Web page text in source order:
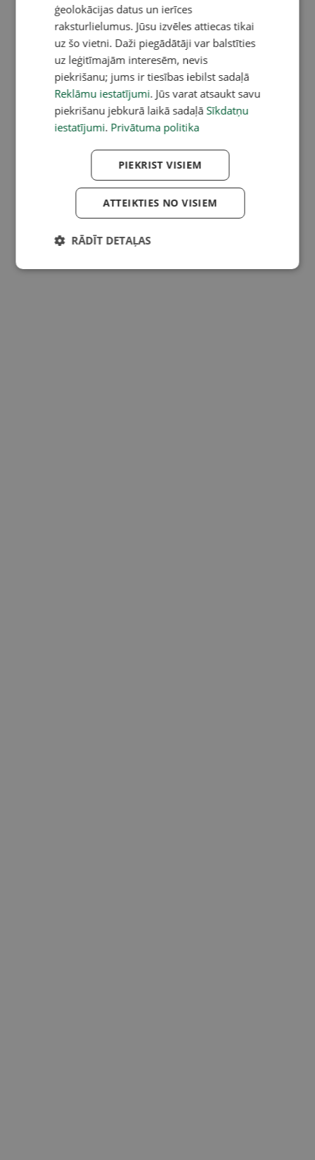
ģeolokācijas datus un ierīces
raksturlielumus. Jūsu izvēles attiecas tikai
uz šo vietni. Daži piegādātāji var balstīties
uz leģitīmajām interesēm, nevis
piekrišanu; jums ir tiesības iebilst sadaļā
Reklāmu iestatījumi. Jūs varat atsaukt savu
piekrišanu jebkurā laikā sadaļā Sīkdatņu
iestatījumi. Privātuma politika
PIEKRIST VISIEM
ATTEIKTIES NO VISIEM
RĀDĪT DETAĻAS